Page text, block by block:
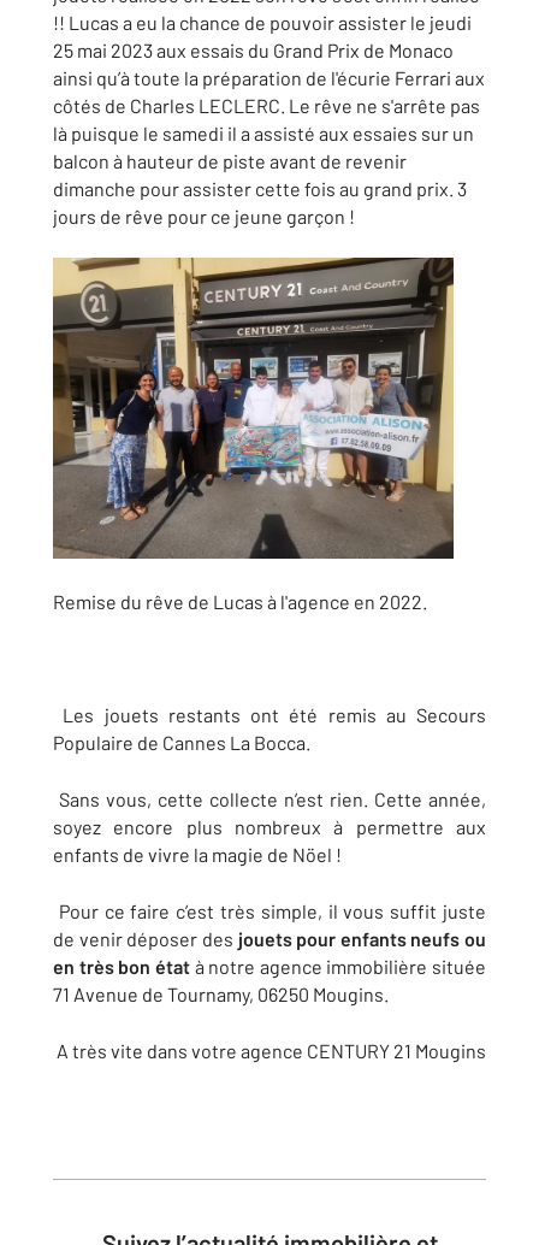
!! Lucas a eu la chance de pouvoir assister le jeudi
25 mai 2023 aux essais du Grand Prix de Monaco
ainsi qu’à toute la préparation de l'écurie Ferrari aux
côtés de Charles LECLERC. Le rêve ne s'arrête pas
là puisque le samedi il a assisté aux essaies sur un
balcon à hauteur de piste avant de revenir
dimanche pour assister cette fois au grand prix. 3
jours de rêve pour ce jeune garçon !
Remise du rêve de Lucas à l'agence en 2022.
Les jouets restants ont été remis au Secours
Populaire de Cannes La Bocca.
Sans vous, cette collecte n’est rien. Cette année,
soyez encore plus nombreux à permettre aux
enfants de vivre la magie de Nöel !
Pour ce faire c’est très simple, il vous suffit juste
de venir déposer des jouets pour enfants neufs ou
en très bon étatà notre agence immobilière située
71 Avenue de Tournamy, 06250 Mougins.
A très vite dans votre agence CENTURY 21 Mougins